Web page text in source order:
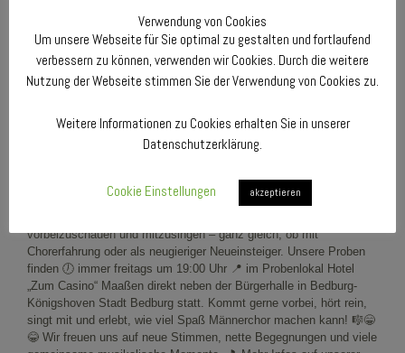
Verwendung von Cookies
Um unsere Webseite für Sie optimal zu gestalten und fortlaufend
verbessern zu können, verwenden wir Cookies. Durch die weitere
Nutzung der Webseite stimmen Sie der Verwendung von Cookies zu.
Weitere Informationen zu Cookies erhalten Sie in unserer
Datenschutzerklärung.
Cookie Einstellungen akzeptieren